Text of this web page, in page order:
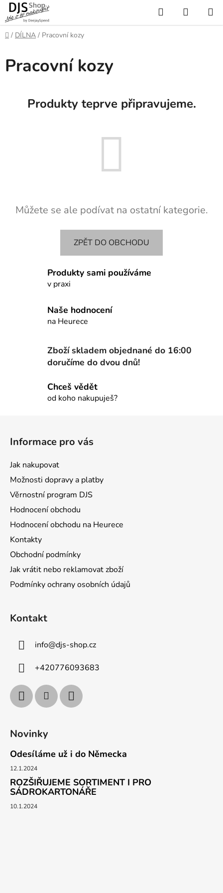
Přejít
na
obsah
Hledat
KOŠÍK
Domů
/ DÍLNA / Pracovní kozy
Pracovní kozy
Produkty teprve připravujeme.
Můžete se ale podívat na ostatní kategorie.
ZPĚT DO OBCHODU
Produkty sami používáme
v praxi
Naše hodnocení
na Heurece
Zboží skladem objednané do 16:00
doručíme do dvou dnů!
Chceš vědět
od koho nakupuješ?
Informace pro vás
Jak nakupovat
Možnosti dopravy a platby
Věrnostní program DJS
Hodnocení obchodu
Hodnocení obchodu na Heurece
Kontakty
Obchodní podmínky
Jak vrátit nebo reklamovat zboží
Podmínky ochrany osobních údajů
Kontakt
info@djs-shop.cz
+420776093683
Novinky
Odesíláme už i do Německa
12.1.2024
ROZŠIŘUJEME SORTIMENT I PRO
SÁDROKARTONÁŘE
10.1.2024